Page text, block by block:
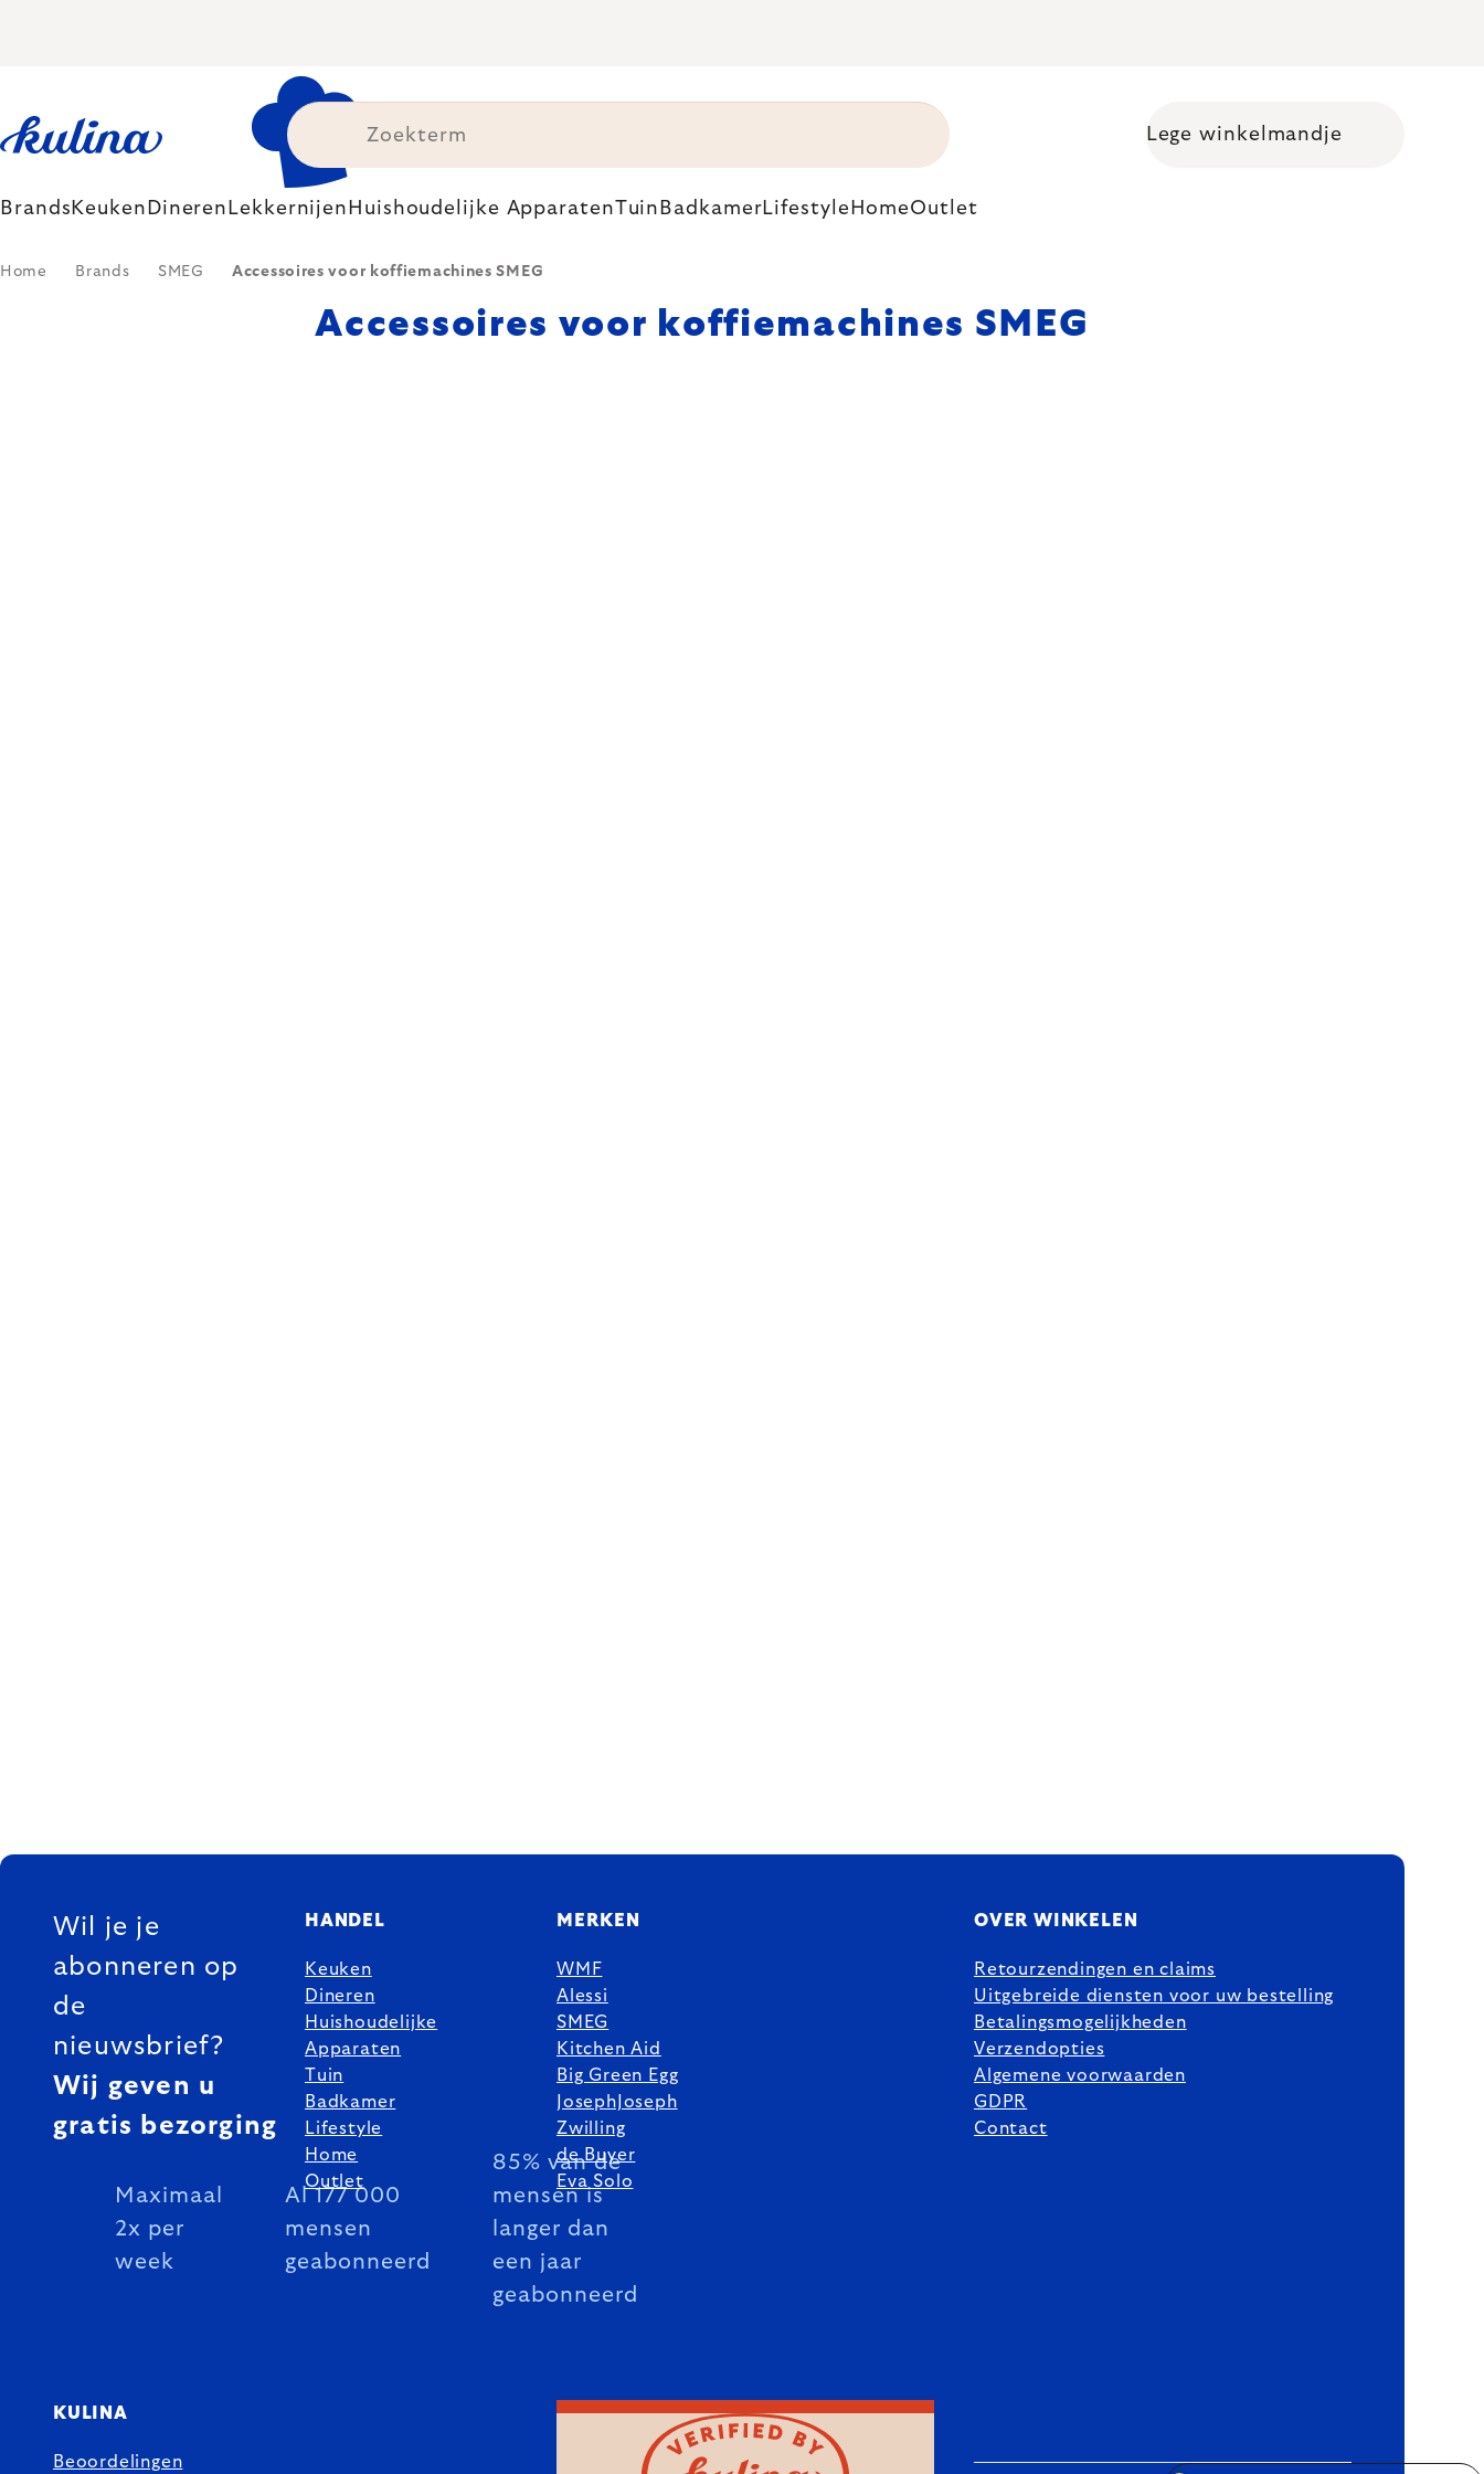
Shopping cart
Lege winkelmandje
Brands Keuken Dineren Lekkernijen Huishoudelijke ApparatenTuin BadkamerLifestyle HomeOutlet
Home Brands SMEG Accessoires voor koffiemachines SMEG
Accessoires voor koffiemachines SMEG
FOOTER
Wil je je
abonneren op
de
nieuwsbrief?
Wij geven u
gratis bezorging
Maximaal
2x per
week
Al 177 000
mensen
geabonneerd
85% van de
mensen is
langer dan
een jaar
geabonneerd
HANDEL
Keuken
Dineren
Huishoudelijke
Apparaten
Tuin
Badkamer
Lifestyle
Home
Outlet
MERKEN
WMF
Alessi
SMEG
Kitchen Aid
Big Green Egg
JosephJoseph
Zwilling
de Buyer
Eva Solo
OVER WINKELEN
Retourzendingen en claims
Uitgebreide diensten voor uw bestelling
Betalingsmogelijkheden
Verzendopties
Algemene voorwaarden
GDPR
Contact
KULINA
Beoordelingen